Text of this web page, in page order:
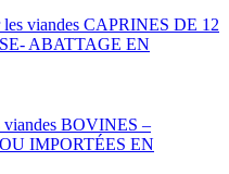
viandes CAPRINES DE 12
ABATTAGE EN
viandes BOVINES –
IMPORTÉES EN